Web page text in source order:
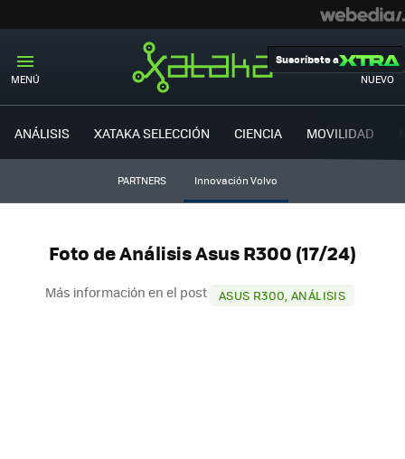
MENÚ NUEVO
Suscríbete a
ANÁLISIS XATAKA SELECCIÓN CIENCIA MOVILIDAD
PARTNERS Innovación Volvo
Foto de Análisis Asus R300 (17/24)
Más información en el post ASUS R300, ANÁLISIS